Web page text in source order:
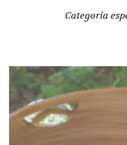
Categoría